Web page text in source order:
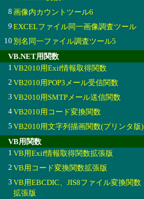
8 画像内カウントツール6
9 EXCELファイル同一画像調査ツール
10 別名同一ファイル調査ツール5
VB.NET用関数
1 VB2010用Exif情報取得関数
2 VB2010用POP3メール受信関数
3 VB2010用SMTPメール送信関数
4VB2010用コード変換関数
5 VB2010用文字列描画関数(プリンタ版)
VB用関数
1 VB用Exif情報取得関数拡張版
2 VB用コード変換関数拡張版
3 VB用EBCDIC、JIS8ファイル変換関数
拡張版